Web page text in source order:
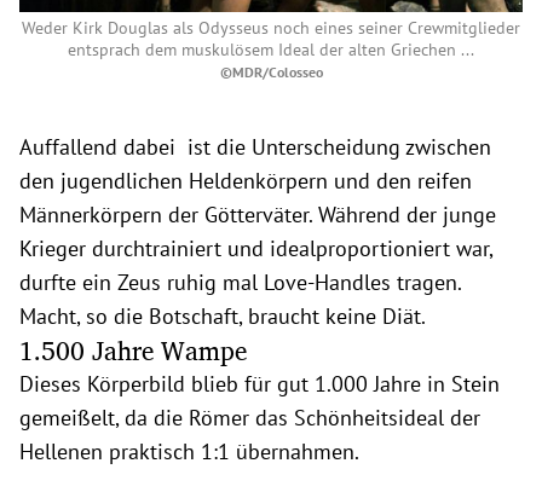
Weder Kirk Douglas als Odysseus noch eines seiner Crewmitglieder
entsprach dem muskulösem Ideal der alten Griechen ...
©MDR/Colosseo
Auffallend dabei ist die Unterscheidung zwischen
den jugendlichen Heldenkörpern und den reifen
Männerkörpern der Götterväter. Während der junge
Krieger durchtrainiert und idealproportioniert war,
durfte ein Zeus ruhig mal Love-Handles tragen.
Macht, so die Botschaft, braucht keine Diät.
1.500 Jahre Wampe
Dieses Körperbild blieb für gut 1.000 Jahre in Stein
gemeißelt, da die Römer das Schönheitsideal der
Hellenen praktisch 1:1 übernahmen.